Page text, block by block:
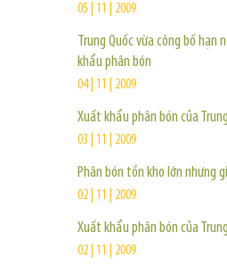
05 | 11 | 2009
Trung Quốc vừa công bố hạn
khẩu phân bón
04 | 11 | 2009
Xuất khẩu phân bón của
03 | 11 | 2009
Phân bón tồn kho lớn nhưng
02 | 11 | 2009
Xuất khẩu phân bón của
02 | 11 | 2009